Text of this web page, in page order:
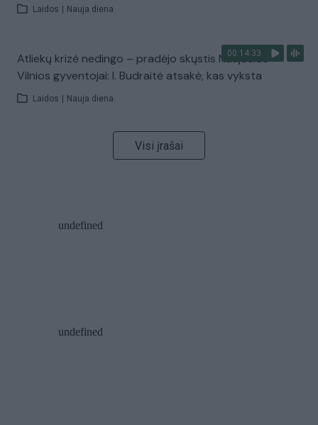
Laidos Nauja diena
00:14:33
Atliekų krizė nedingo – pradėjo skųstis Naujosios
Vilnios gyventojai: I. Budraitė atsakė, kas vyksta
Laidos Nauja diena
Visi įrašai